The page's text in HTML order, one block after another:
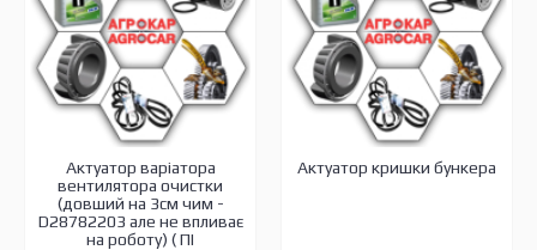
Актуатор варіатора
вентилятора очистки
(довший на 3см чим -
D28782203 але не впливає
на роботу) ( ПІ
Актуатор кришки бункера